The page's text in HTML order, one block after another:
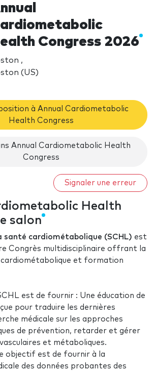
Congress 2026
,
(US)
à Annual Cardiometabolic
Health Congress
Annual Cardiometabolic Health
Congress
Signaler une erreur
Health
salon
santé cardiométabolique (SCHL) est
Congrès multidisciplinaire offrant la
cardiométabolique et formation
est de fournir : Une éducation de
pour traduire les dernières
médicale sur les approches
de prévention, retarder et gérer
et métaboliques.
objectif est de fournir à la
des données probantes des